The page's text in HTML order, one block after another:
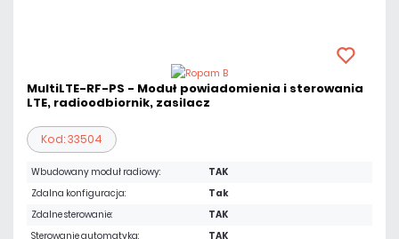
MultiLTE-RF-PS - Moduł powiadomienia i sterowania
LTE, radioodbiornik, zasilacz
Kod: 33504
Wbudowany moduł radiowy:
TAK
Zdalna konfiguracja:
Tak
Zdalne sterowanie:
TAK
Sterowanie automatyką:
TAK